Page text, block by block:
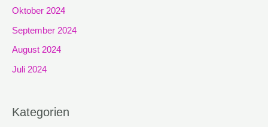
Oktober 2024
September 2024
August 2024
Juli 2024
Kategorien